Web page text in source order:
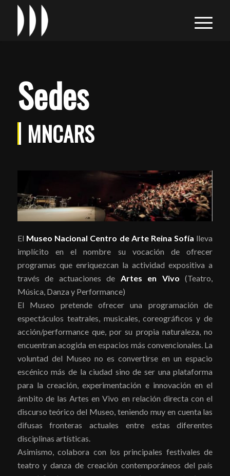
Sedes
MNCARS
El Museo Nacional Centro de Arte Reina Sofía lleva
implícito en el nombre su vocación de ofrecer
programas que enriquezcan la actividad expositiva a
través de actuaciones de Artes en Vivo (Teatro,
Música, Danza y Performance)
El Museo pretende ofrecer una programación de
espectáculos teatrales, musicales, coreográficos y de
acción/performance que, por su propia naturaleza, no
encuentran acogida en espacios más convencionales. La
voluntad del Museo no es convertirse en un espacio
escénico más de la ciudad sino de ser una plataforma
para la creación, experimentación e innovación en el
ámbito de las Artes en Vivo en relación directa con el
discurso teórico del Museo, teniendo muy en cuenta las
difusas fronteras actuales entre estas diferentes
disciplinas artísticas.
Asimismo, colabora con los principales festivales de
teatro y danza de creación contemporáneos del país